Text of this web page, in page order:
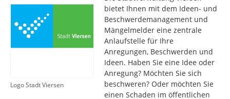
Logo Stadt Viersen
bietet Ihnen mit dem Ideen- und
Beschwerdemanagement und
Mängelmelder eine zentrale
Anlaufstelle für Ihre
Anregungen, Beschwerden und
Ideen. Haben Sie eine Idee oder
Anregung? Möchten Sie sich
beschweren? Oder möchten Sie
einen Schaden im öffentlichen